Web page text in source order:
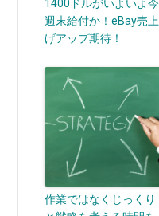
1400ドルがいよいよ今
週末給付か！eBay売上
げアップ期待！
作業ではなくじっくり